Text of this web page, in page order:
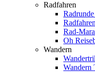
Radfahren
Rad-
Oh
Wandern
Wandern